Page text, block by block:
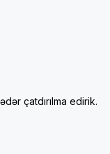
çatdırılma edirik.